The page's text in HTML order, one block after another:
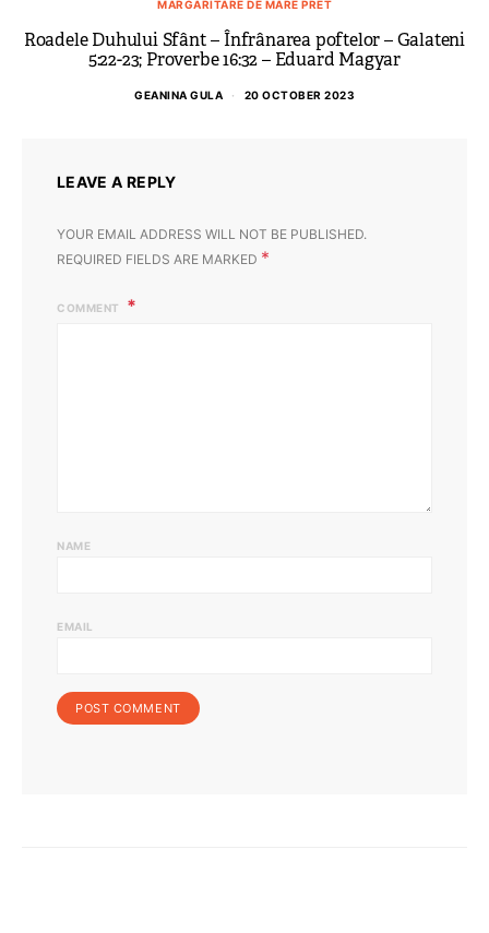
MARGARITARE DE MARE PRET
Roadele Duhului Sfânt – Înfrânarea poftelor – Galateni
5:22-23; Proverbe 16:32 – Eduard Magyar
GEANINA GULA 20 OCTOBER 2023
LEAVE A REPLY
YOUR EMAIL ADDRESS WILL NOT BE PUBLISHED.
REQUIRED FIELDS ARE MARKED *
COMMENT
NAME
EMAIL